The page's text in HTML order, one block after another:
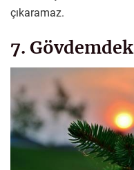
çıkaramaz.
7.